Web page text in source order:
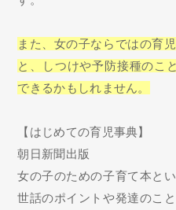
また、女の子ならではの育
と、しつけや予防接種のこ
できるかもしれません。
【はじめての育児事典】
朝日新聞出版
女の子のための子育て本と
世話のポイントや発達のこ